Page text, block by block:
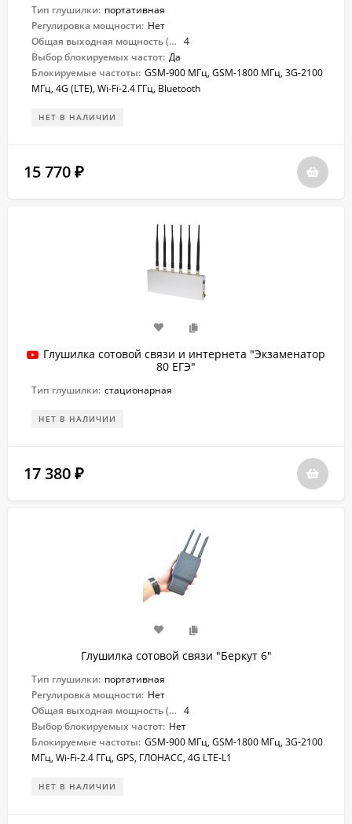
Тип глушилки: портативная
Регулировка мощности: Нет
Общая выходная мощность (Вт): 4
Выбор блокируемых частот: Да
Блокируемые частоты: GSM-900 МГц, GSM-1800 МГц, 3G-2100
МГц, 4G (LTE), Wi-Fi-2.4 ГГц, Bluetooth
НЕТ В НАЛИЧИИ
15 770 ₽
Глушилка сотовой связи и интернета "Экзаменатор
80 ЕГЭ"
Тип глушилки: стационарная
НЕТ В НАЛИЧИИ
17 380 ₽
Глушилка сотовой связи "Беркут 6"
Тип глушилки: портативная
Регулировка мощности: Нет
Общая выходная мощность (Вт): 4
Выбор блокируемых частот: Нет
Блокируемые частоты: GSM-900 МГц, GSM-1800 МГц, 3G-2100
МГц, Wi-Fi-2.4 ГГц, GPS, ГЛОНАСС, 4G LTE-L1
НЕТ В НАЛИЧИИ